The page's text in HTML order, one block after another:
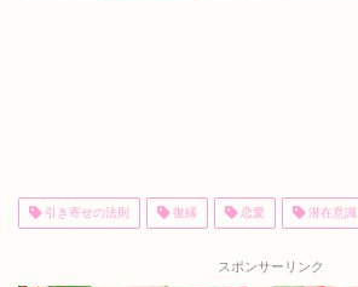
引き寄せの法則 復縁 恋愛 潜在意識
スポンサーリンク